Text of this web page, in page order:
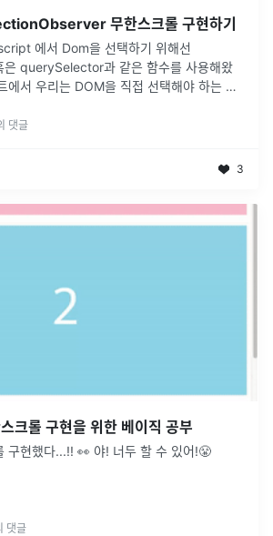
무한스크롤 구현하기
에서 Dom을 선택하기 위해선
querySelector과 같은 함수를 사용해왔
에서 우리는 DOM을 직접 선택해야 하는 상
댓글
3
크롤 구현을 위한 베이직 공부
구현했다...!! 👀 야! 너두 할 수 있어!😤
댓글